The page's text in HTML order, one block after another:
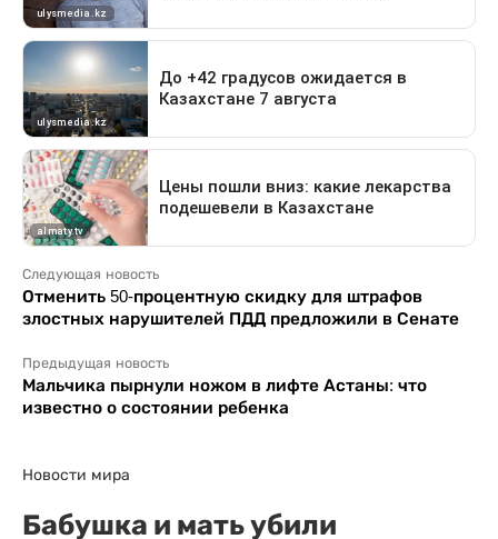
Следующая новость
Отменить 50-процентную скидку для штрафов
злостных нарушителей ПДД предложили в Сенате
Предыдущая новость
Мальчика пырнули ножом в лифте Астаны: что
известно о состоянии ребенка
Новости мира
Бабушка и мать убили